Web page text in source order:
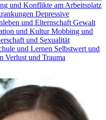
und Konflikte am Arbeitsplatz
Depressive
und Elternschaft Gewalt
und KulturMobbing und
und Sexualität
und Lernen Selbstwert und
Verlust und Trauma